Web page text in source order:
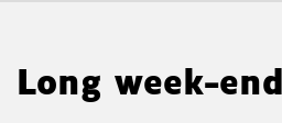
Long week-end